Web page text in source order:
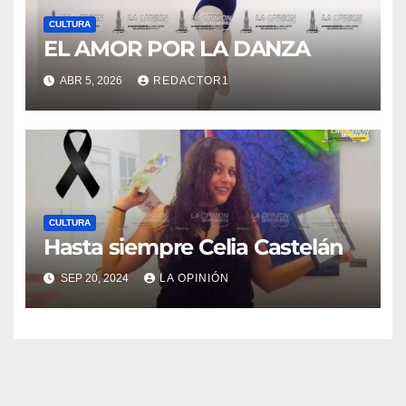
CULTURA
EL AMOR POR LA DANZA
ABR 5, 2026 REDACTOR1
CULTURA
Hasta siempre Celia Castelán
SEP 20, 2024 LA OPINIÓN